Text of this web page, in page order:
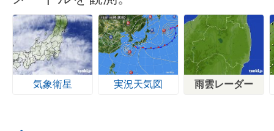
気象衛星 実況天気図 雨雲レーダー